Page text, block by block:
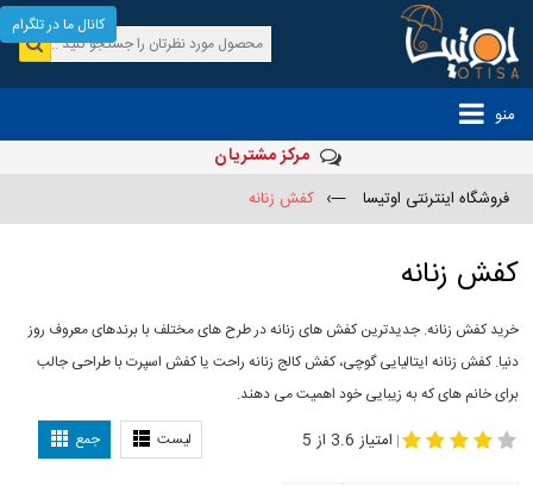
منو
مرکز مشتریان
فروشگاه اینترنتی اوتیسا —› کفش زنانه
کفش زنانه
خرید کفش زنانه. جدیدترین کفش های زنانه در طرح های مختلف با برندهای معروف روز
دنیا. کفش زنانه ایتالیایی گوچی، کفش کالج زنانه راحت یا کفش اسپرت با طراحی جالب
برای خانم های که به زیبایی خود اهمیت می دهند.
لیست جمع | امتیاز 3.6 از 5
کانال ما در تلگرام